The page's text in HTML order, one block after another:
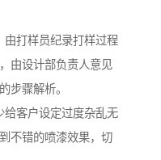
打样员纪录打样过程
由设计部负责人意见
步骤解析。
客户设定过度杂乱无
不错的喷漆效果，切